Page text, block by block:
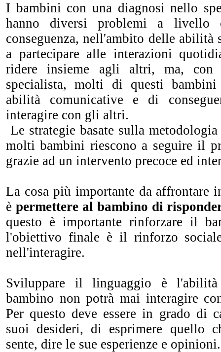
I bambini con una diagnosi nello
hanno diversi problemi a livello
conseguenza, nell'ambito delle abilità
a partecipare alle interazioni
ridere insieme agli altri, ma, con
specialista, molti di questi bambini
abilità comunicative e di
interagire con gli altri.
Le strategie basate sulla
molti bambini riescono a seguire il
grazie ad un intervento precoce ed
La cosa più importante da affrontare
è permettere al bambino di
questo è importante rinforzare il
l'obiettivo finale è il rinforzo
nell'interagire.
Sviluppare il linguaggio è
bambino non potrà mai interagire
Per questo deve essere in grado di
suoi desideri, di esprimere quello
sente, dire le sue esperienze e opinioni.